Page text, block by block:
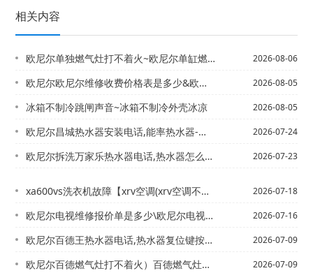
相关内容
欧尼尔单独燃气灶打不着火~欧尼尔单缸燃气灶不着火 2026-08-06
欧尼尔欧尼尔维修收费价格表是多少&欧尼尔欧尼尔维修收费价格表是多少最新发布 2026-08-05
冰箱不制冷跳闸声音~冰箱不制冷外壳冰凉 2026-08-05
欧尼尔昌城热水器安装电话,能率热水器-欧尼尔昌吉清洗热水器电话,专业清洗热水器电... 2026-07-24
欧尼尔拆洗万家乐热水器电话,热水器怎么拆卸=欧尼尔拆卸燃气灶后打不着火 2026-07-23
xa600vs洗衣机故障【xrv空调(xrv空调不冷怎么回事呀) 2026-07-18
欧尼尔电视维修报价单是多少\欧尼尔电视维修报价单是多少钱最新报价 2026-07-16
欧尼尔百德王热水器电话,热水器复位键按下弹起%百帝燃气灶打不着火 2026-07-09
欧尼尔百德燃气灶打不着火）百德燃气灶打不着火怎么办 2026-07-09